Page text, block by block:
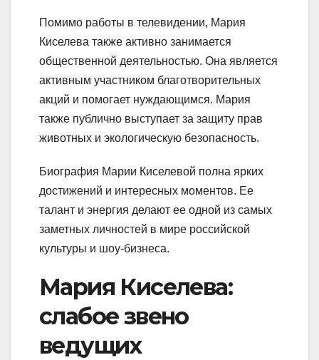
Помимо работы в телевидении, Мария
Киселева также активно занимается
общественной деятельностью. Она является
активным участником благотворительных
акций и помогает нуждающимся. Мария
также публично выступает за защиту прав
животных и экологическую безопасность.
Биография Марии Киселевой полна ярких
достижений и интересных моментов. Ее
талант и энергия делают ее одной из самых
заметных личностей в мире российской
культуры и шоу-бизнеса.
Мария Киселева:
слабое звено
ведущих